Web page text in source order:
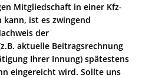
Mitgliedschaft in einer Kfz-
ist es zwingend
der
aktuelle Beitragsrechnung
Ihrer Innung) spätestens
eingereicht wird. Sollte uns